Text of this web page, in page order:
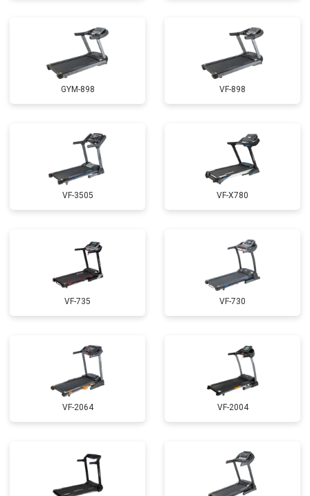
GYM-898 VF-898
VF-3505 VF-X780
VF-735 VF-730
VF-2064 VF-2004